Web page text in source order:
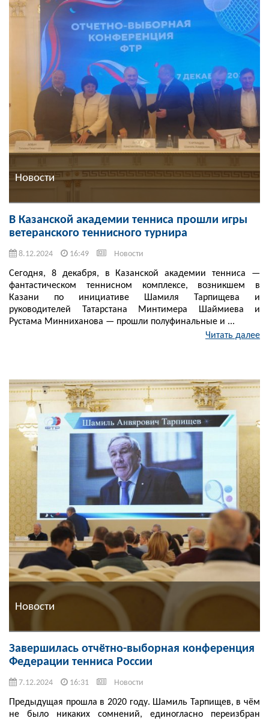
Новости
В Казанской академии тенниса прошли игры
ветеранского теннисного турнира
8.12.2024 16:49 Новости
Сегодня, 8 декабря, в Казанской академии тенниса —
фантастическом теннисном комплексе, возникшем в
Казани по инициативе Шамиля Тарпищева и
руководителей Татарстана Минтимера Шаймиева и
Рустама Минниханова — прошли полуфинальные и ...
Читать далее
Новости
Завершилась отчётно-выборная конференция
Федерации тенниса России
7.12.2024 16:31 Новости
Предыдущая прошла в 2020 году. Шамиль Тарпищев, в чём
не было никаких сомнений, единогласно переизбран